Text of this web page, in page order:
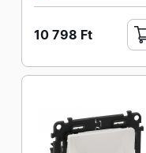
10 798 Ft